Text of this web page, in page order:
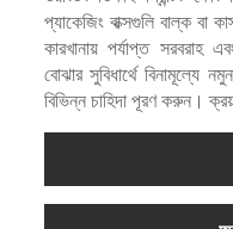
প্যাকেজিং বাক্সগুলি বাল্ক বা
কারখানায় পর্যাপ্ত সরবরাহ
বোঝার সুবিধার্থে বিনামূল্যে
বিভিন্ন চাহিদা পূরণ করুন।